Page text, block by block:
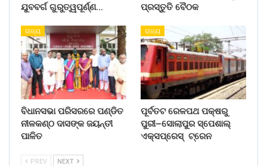
ଯୁବବର୍ଗ ଗୁରୁତ୍ୱପୂର୍ଣ୍ଣ…
ପ୍ରସ୍ତୁତି ବୈଠକ
ରାଜ୍ୟ
ବିଧାନସଭା ପରିସରରେ ପଣ୍ଡିତ
ନୀଳକଣ୍ଠ ଦାସଙ୍କ ଜୟନ୍ତୀ
ପାଳିତ
ରାଜ୍ୟ
ପୂର୍ବତଟ ରେଳପଥ ପକ୍ଷରୁ
ପୁରୀ–ସୋଲାପୁର ସ୍ପେଶାଲ୍
ଏକ୍ସପ୍ରେସ୍ ଟ୍ରେନ
PREV NEXT